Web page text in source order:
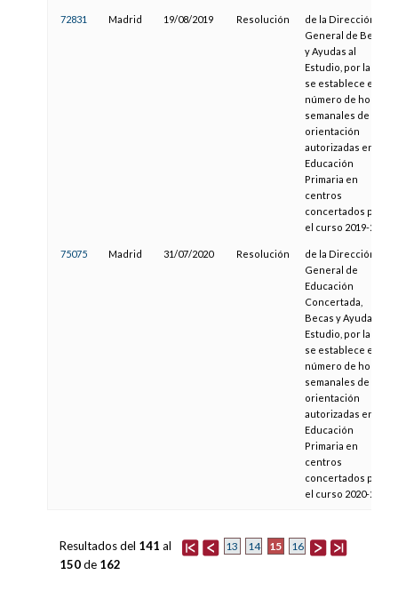
72831 Madrid 19/08/2019 Resolución
de la Dirección
General de Becas
y Ayudas al
Estudio, por la que
se establece el
número de horas
semanales de
orientación
autorizadas en
Educación
Primaria en
centros
concertados para
el curso 2019-2020
75075 Madrid 31/07/2020 Resolución
de la Dirección
General de
Educación
Concertada,
Becas y Ayudas al
Estudio, por la que
se establece el
número de horas
semanales de
orientación
autorizadas en
Educación
Primaria en
centros
concertados para
el curso 2020-2021
13 14 15 16
Resultados del 141 al
150de 162